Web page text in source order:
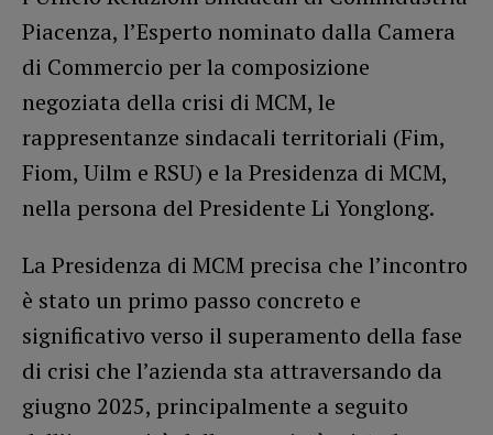
Piacenza, l’Esperto nominato dalla Camera
di Commercio per la composizione
negoziata della crisi di MCM, le
rappresentanze sindacali territoriali (Fim,
Fiom, Uilm e RSU) e la Presidenza di MCM,
nella persona del Presidente Li Yonglong.
La Presidenza di MCM precisa che l’incontro
è stato un primo passo concreto e
significativo verso il superamento della fase
di crisi che l’azienda sta attraversando da
giugno 2025, principalmente a seguito